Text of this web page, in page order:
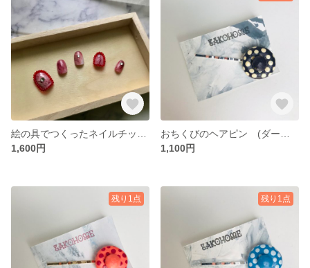
1,600円
1,100円
残り1点 残り1点